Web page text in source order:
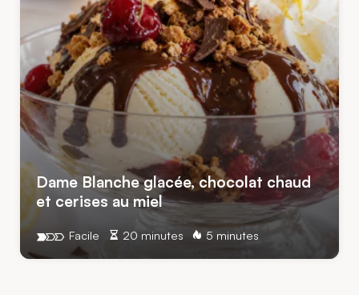
Dame Blanche glacée, chocolat chaud
et cerises au miel
20 minutes 5 minutes
Facile